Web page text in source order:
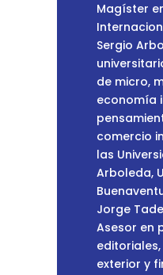
Magíster
Sergio
de micro,
economía
comercio
las
Arboleda,
Jorge
Asesor en
exterior y